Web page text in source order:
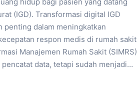
(IGD). Transformasi digital IGD
penting dalam meningkatkan
respon medis di rumah sakit
Manajemen Rumah Sakit (SIMRS)
data, tetapi sudah menjadi…